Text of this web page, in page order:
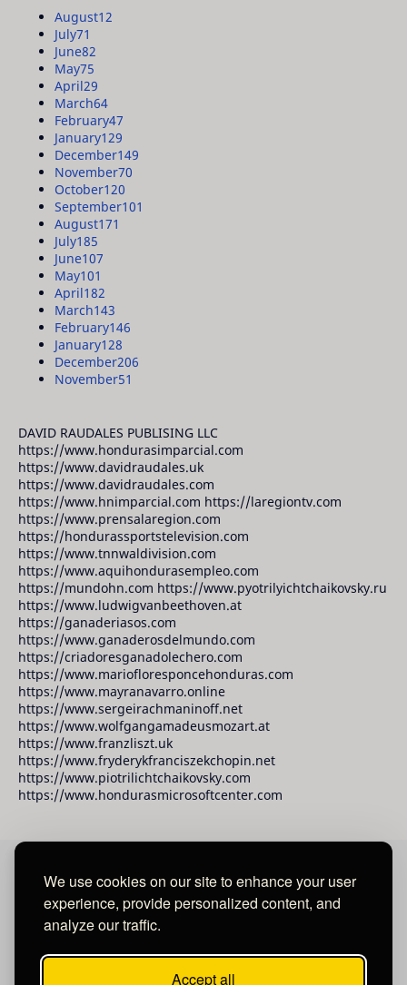
We use cookies on our site to enhance your user
experience, provide personalized content, and
analyze our traffic.
Accept all
August12
July71
June82
May75
April29
March64
February47
January129
December149
November70
October120
September101
August171
July185
June107
May101
April182
March143
February146
January128
December206
November51
DAVID RAUDALES PUBLISING LLC
https://www.hondurasimparcial.com
https://www.davidraudales.uk
https://www.davidraudales.com
https://www.hnimparcial.com https://laregiontv.com
https://www.prensalaregion.com
https://hondurassportstelevision.com
https://www.tnnwaldivision.com
https://www.aquihondurasempleo.com
https://mundohn.com https://www.pyotrilyichtchaikovsky.ru
https://www.ludwigvanbeethoven.at
https://ganaderiasos.com
https://www.ganaderosdelmundo.com
https://criadoresganadolechero.com
https://www.mariofloresponcehonduras.com
https://www.mayranavarro.online
https://www.sergeirachmaninoff.net
https://www.wolfgangamadeusmozart.at
https://www.franzliszt.uk
https://www.fryderykfranciszekchopin.net
https://www.piotrilichtchaikovsky.com
https://www.hondurasmicrosoftcenter.com
David Raudales Publishing LLC
Salvador.